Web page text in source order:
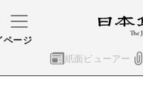
紙面ビューアー
ページ